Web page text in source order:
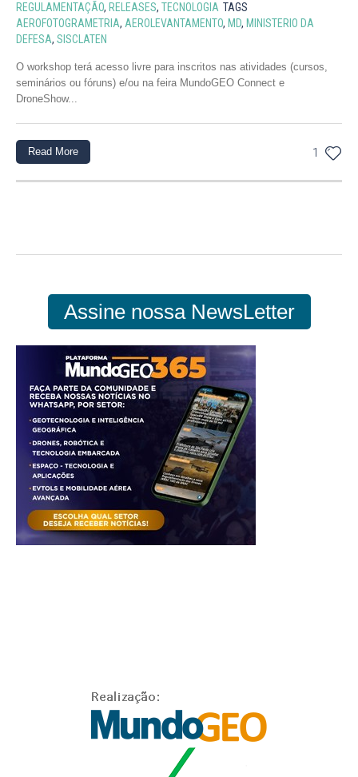
REGULAMENTAÇÃO, RELEASES, TECNOLOGIA TAGS
AEROFOTOGRAMETRIA, AEROLEVANTAMENTO, MD, MINISTERIO DA
DEFESA, SISCLATEN
O workshop terá acesso livre para inscritos nas atividades (cursos,
seminários ou fóruns) e/ou na feira MundoGEO Connect e
DroneShow...
1
Read More
Assine nossa NewsLetter